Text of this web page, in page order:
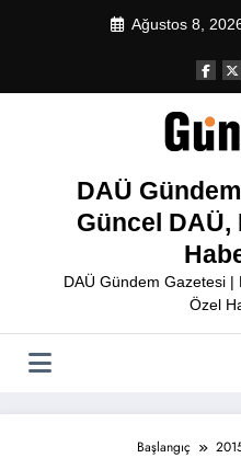
Ağustos 8,
DAÜ
Güncel DAÜ,
DAÜ Gündem Gazetesi |
Özel
Başlangıç